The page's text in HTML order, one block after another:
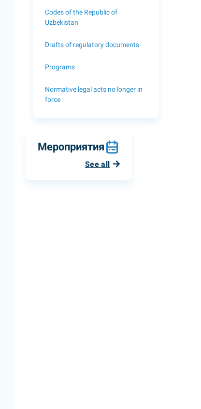
Codes of the Republic of
Uzbekistan
Drafts of regulatory documents
Programs
Normative legal acts no longer in
force
Мероприятия
See all